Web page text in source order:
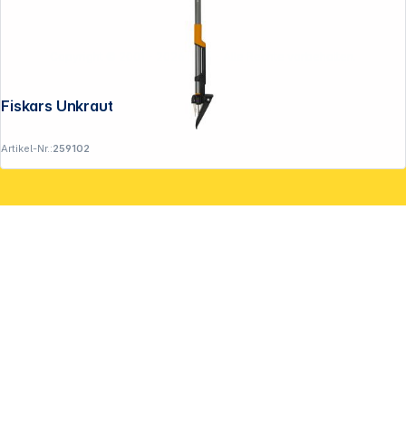
Fiskars Unkrautstecher Ergonomic
Artikel-Nr.:259102